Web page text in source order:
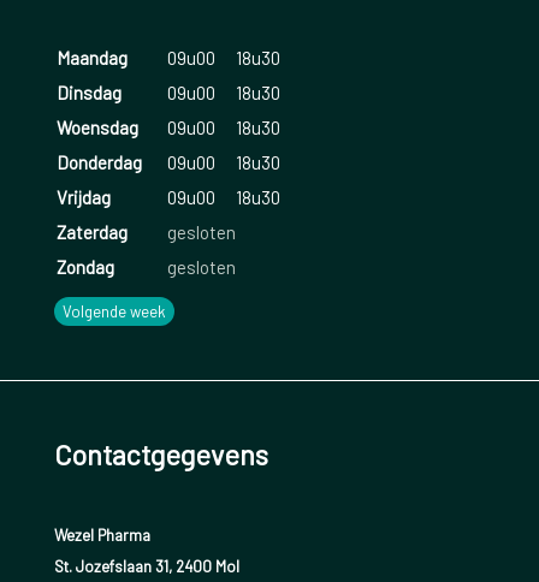
Maandag 09u00
18u30
Dinsdag
09u00
18u30
Woensdag
09u00
18u30
Donderdag
09u00
18u30
Vrijdag
09u00
18u30
Zaterdag
gesloten
Zondag
gesloten
Volgende week
Contactgegevens
Wezel Pharma
St. Jozefslaan 31, 2400 Mol